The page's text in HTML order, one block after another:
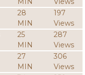
28
MIN
197
Views
25
MIN
287
Views
27
MIN
306
Views